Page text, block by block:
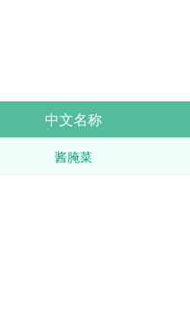
中文名称
酱腌菜